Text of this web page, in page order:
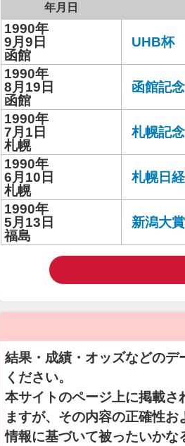
年月日
1990年
9月9日
函館
UHB杯
1990年
8月19日
函館
函館記念
1990年
7月1日
札幌
札幌記念
1990年
6月10日
札幌
札幌日
1990年
5月13日
福島
新潟大
結果・成績・オッズなどのデ
ください。
本サイトのページ上に掲載さ
ますが、その内容の正確性
情報に基づいて被ったいか